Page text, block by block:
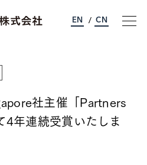
EN / CN
社主催「Partners
年連続受賞いたしま